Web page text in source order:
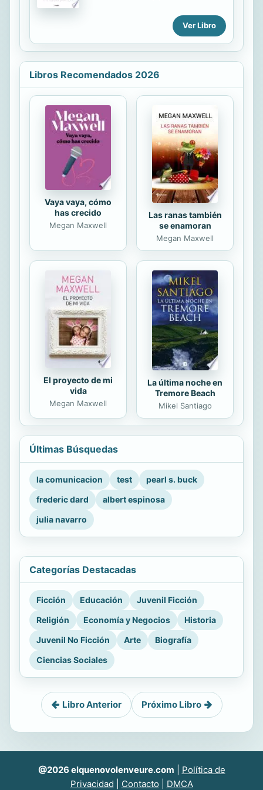
crítico en que éste se encuentra.
Después de haber ejercido el poder
ejecutivo durante dos sexenios,
Bravo Mena, en un ejemplar ejercicio
perdió la presidencia. Encuentra las
causas en la historia de su partido y
en la desviación de sus principios
fundacionales, los cuales explica
rigurosa y ampliamente. Pero ¿qué
puede esperar el pan en un futuro
inmediato? La respuesta de Bravo
Mena pasa por el análisis...
Ver Libro
Libros Recomendados 2026
Vaya vaya, cómo
has crecido
Megan Maxwell
Las ranas también
se enamoran
Megan Maxwell
El proyecto de mi
vida
Megan Maxwell
La última noche en
Tremore Beach
Mikel Santiago
Últimas Búsquedas
la comunicacion test
pearl s. buck
frederic dard
albert espinosa
julia navarro
Categorías Destacadas
Ficción Educación
Juvenil Ficción
Religión
Economía y Negocios
Historia
Juvenil No Ficción
Arte
Biografía
Ciencias Sociales
Libro Anterior Próximo Libro
@2026 elquenovolenveure.com
Política de
Privacidad
Contacto DMCA